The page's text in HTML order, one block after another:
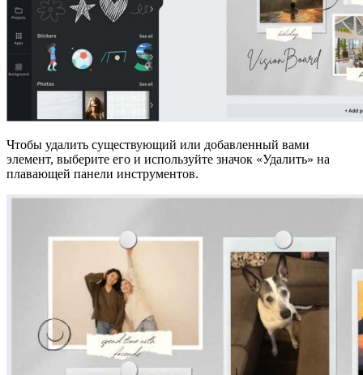
Чтобы удалить существующий или добавленный вами
элемент, выберите его и используйте значок «Удалить» на
плавающей панели инструментов.